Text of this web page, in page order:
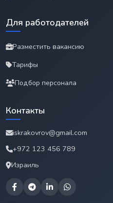
Для работодателей
Разместить вакансию
Тарифы
Подбор персонала
Контакты
iskrakovrov@gmail.com
+972 123 456 789
Израиль